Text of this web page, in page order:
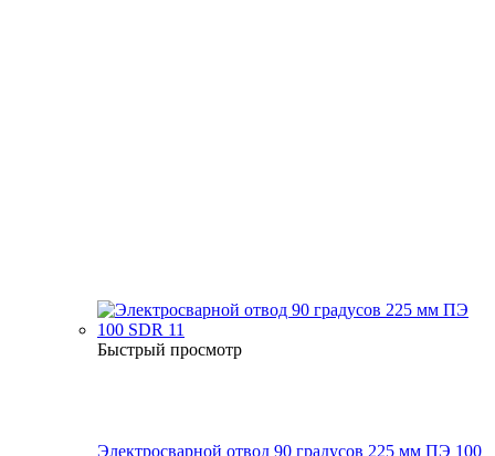
Быстрый просмотр
Электросварной отвод 90 градусов 225 мм ПЭ 100